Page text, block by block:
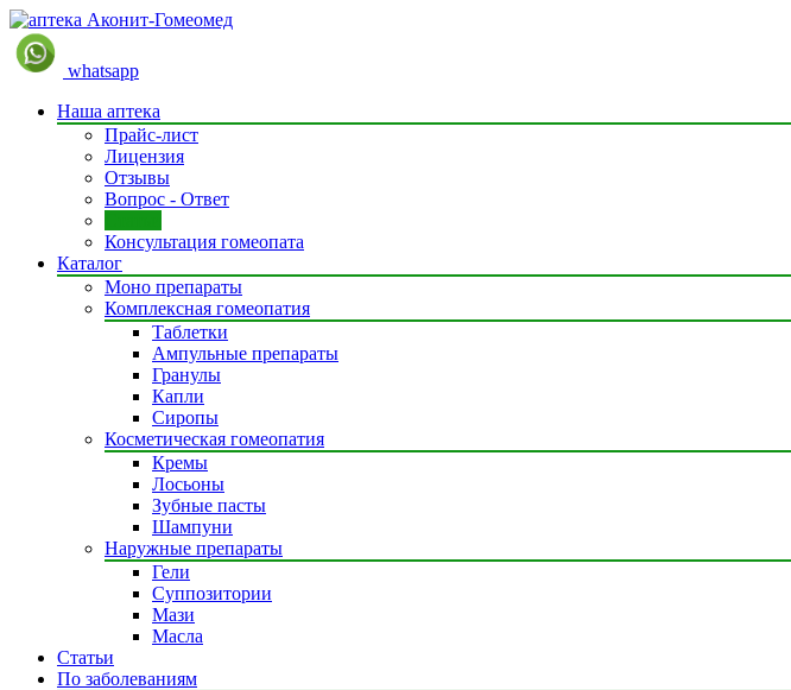
whatsapp
Наша аптека
Прайс-лист
Лицензия
Отзывы
Вопрос - Ответ
Консультация гомеопата
Каталог
Моно препараты
Комплексная гомеопатия
Таблетки
Ампульные препараты
Гранулы
Капли
Сиропы
Косметическая гомеопатия
Кремы
Лосьоны
Зубные пасты
Шампуни
Наружные препараты
Гели
Суппозитории
Мази
Масла
Статьи
По заболеваниям